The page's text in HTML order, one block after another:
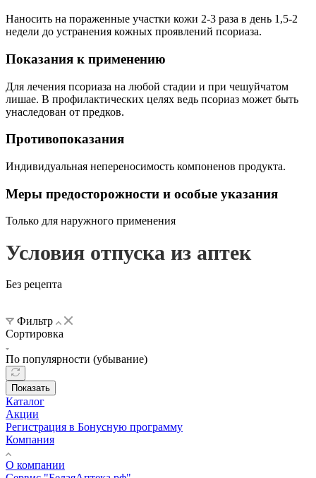
Наносить на пораженные участки кожи 2-3 раза в день 1,5-2
недели до устранения кожных проявлений псориаза.
Показания к применению
Для лечения псориаза на любой стадии и при чешуйчатом
лишае. В профилактических целях ведь псориаз может быть
унаследован от предков.
Противопоказания
Индивидуальная непереносимость компоненов продукта.
Меры предосторожности и особые указания
Только для наружного применения
Условия отпуска из аптек
Без рецепта
Фильтр
Сортировка
По популярности (убывание)
Показать
Каталог
Акции
Регистрация в Бонусную программу
Компания
О компании